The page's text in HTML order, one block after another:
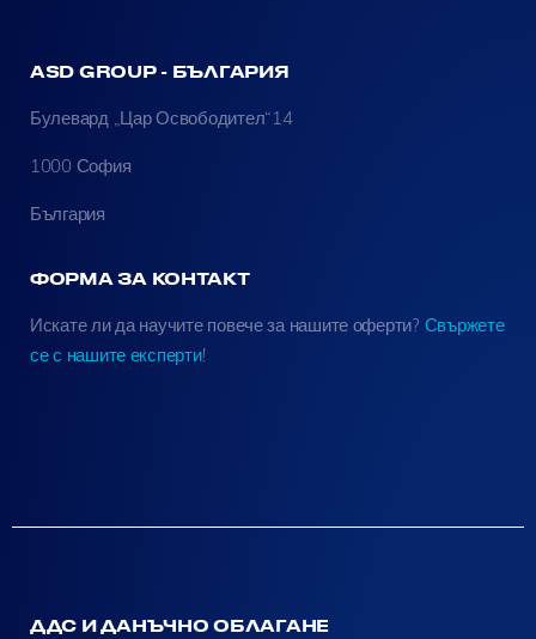
ASD GROUP - БЪЛГАРИЯ
Булевард „Цар Освободител“14
1000 София
България
ФОРМА ЗА КОНТАКТ
Искате ли да научите повече за нашите оферти? Свържете
се с нашите експерти!
ДДС И ДАНЪЧНО ОБЛАГАНЕ